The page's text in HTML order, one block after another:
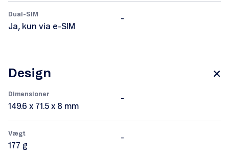
Dual-SIM
Ja, kun via e-SIM
-
Design
Dimensioner
149.6 x 71.5 x 8 mm
-
Vægt
177 g
-